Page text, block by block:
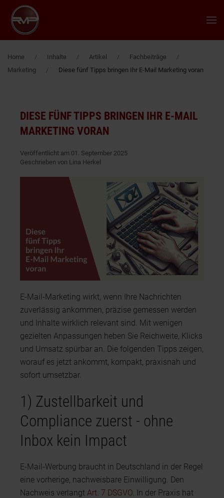
Zum Hauptinhalt springen
Home Inhalte Artikel
Fachbeiträge
Marketing
Diese fünf Tipps bringen Ihr E-Mail Marketing voran
DIESE FÜNF TIPPS BRINGEN IHR E-MAIL
MARKETING VORAN
Veröffentlicht am 01. September 2025
Geschrieben von Lina Herkel
E-Mail-Marketing wirkt, wenn Ihre Nachrichten
zuverlässig ankommen, präzise gemessen werden
und Inhalte wirklich relevant sind. Mit wenigen
gezielten Anpassungen heben Sie Reichweite, Klicks
und Umsatz spürbar an. Die folgenden Tipps zeigen,
worauf es jetzt ankommt, kompakt, praxisnah und
sofort umsetzbar.
1) Zustellbarkeit und
Compliance zuerst - ohne
Inbox kein Impact
E-Mail-Werbung braucht in Deutschland in der Regel
eine vorherige, nachweisbare Einwilligung. Den
Nachweis verlangt Art. 7 DSGVO. In der Praxis hat